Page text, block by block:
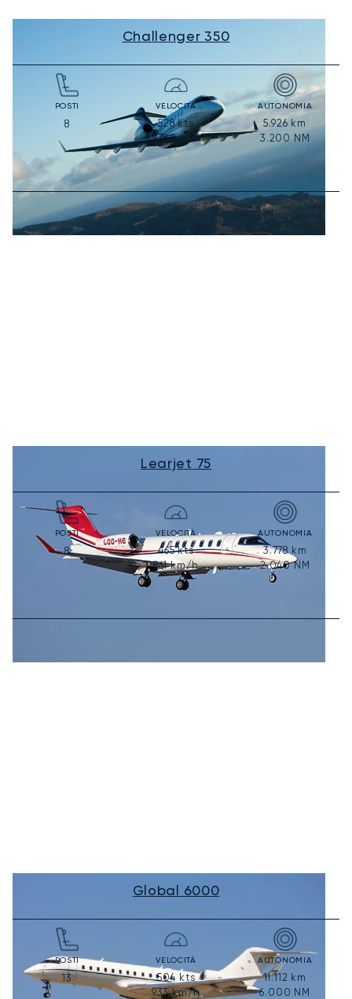
Challenger 350
POSTI
8
VELOCITÀ
528kts
978km/h
AUTONOMIA
5.926km
3.200NM
Learjet 75
POSTI
8
VELOCITÀ
465kts
861km/h
AUTONOMIA
3.778km
2.040NM
Global 6000
POSTI
13
VELOCITÀ
504 kts
933km/h
AUTONOMIA
11.112 km
6.000 NM